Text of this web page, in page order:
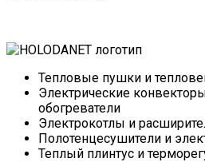
Тепловые пушки и
Электрические
обогреватели
Электрокотлы и
Полотенцесушители и
Теплый плинтус и